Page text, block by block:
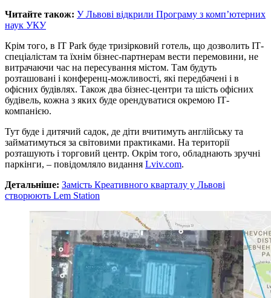
Читайте також: У Львові відкрили Програму з комп’ютерних
наук УКУ
Крім того, в IT Park буде тризірковий готель, що дозволить ІТ-
спеціалістам та їхнім бізнес-партнерам вести перемовини, не
витрачаючи час на пересування містом. Там будуть
розташовані і конференц-можливості, які передбачені і в
офісних будівлях. Також два бізнес-центри та шість офісних
будівель, кожна з яких буде орендуватися окремою ІТ-
компанією.
Тут буде і дитячий садок, де діти вчитимуть англійську та
займатимуться за світовими практиками. На території
розташують і торговий центр. Окрім того, обладнають зручні
паркінги, – повідомляло видання Lviv.com.
Детальніше: Замість Креативного кварталу у Львові
створюють Lem Station